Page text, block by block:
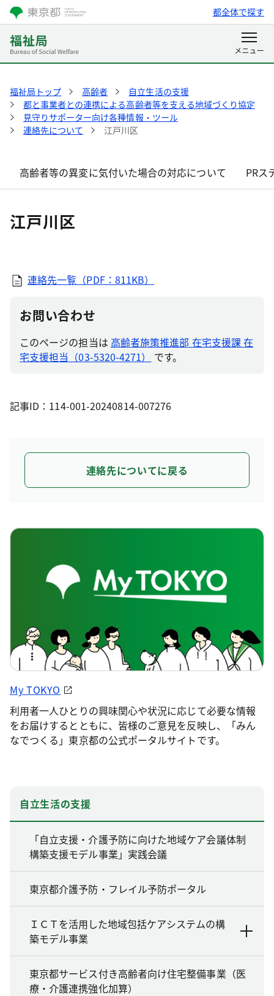
都全体で探す
福祉局トップ 高齢者
自立生活の支援
都と事業者との連携による高齢者等を支える地域づくり協定
見守りサポーター向け各種情報・ツール
連絡先について
江戸川区
高齢者等の異変に気付いた場合の対応について PRス
江戸川区
連絡先一覧（PDF：811KB）
お問い合わせ
このページの担当は 高齢者施策推進部 在宅支援課 在
宅支援担当（03-5320-4271）
です。
記事ID：114-001-20240814-007276
連絡先についてに戻る
My TOKYO
利用者一人ひとりの興味関心や状況に応じて必要な情報
をお届けするとともに、皆様のご意見を反映し、「みん
なでつくる」東京都の公式ポータルサイトです。
自立生活の支援
「自立支援・介護予防に向けた地域ケア会議体制
構築支援モデル事業」実践会議
東京都介護予防・フレイル予防ポータル
ＩＣＴを活用した地域包括ケアシステムの構
築モデル事業
東京都サービス付き高齢者向け住宅整備事業（医
療・介護連携強化加算）